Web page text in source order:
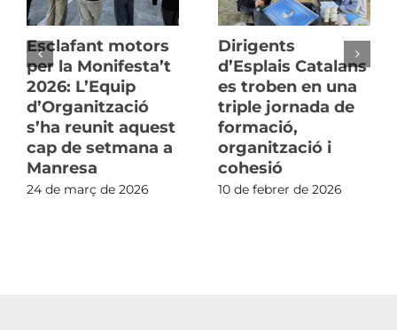
Esclafant motors
per la Monifesta’t
2026: L’Equip
d’Organització
s’ha reunit aquest
cap de setmana a
Manresa
24 de març de 2026
Dirigents
d’Esplais Catalans
es troben en una
triple jornada de
formació,
organització i
cohesió
10 de febrer de 2026